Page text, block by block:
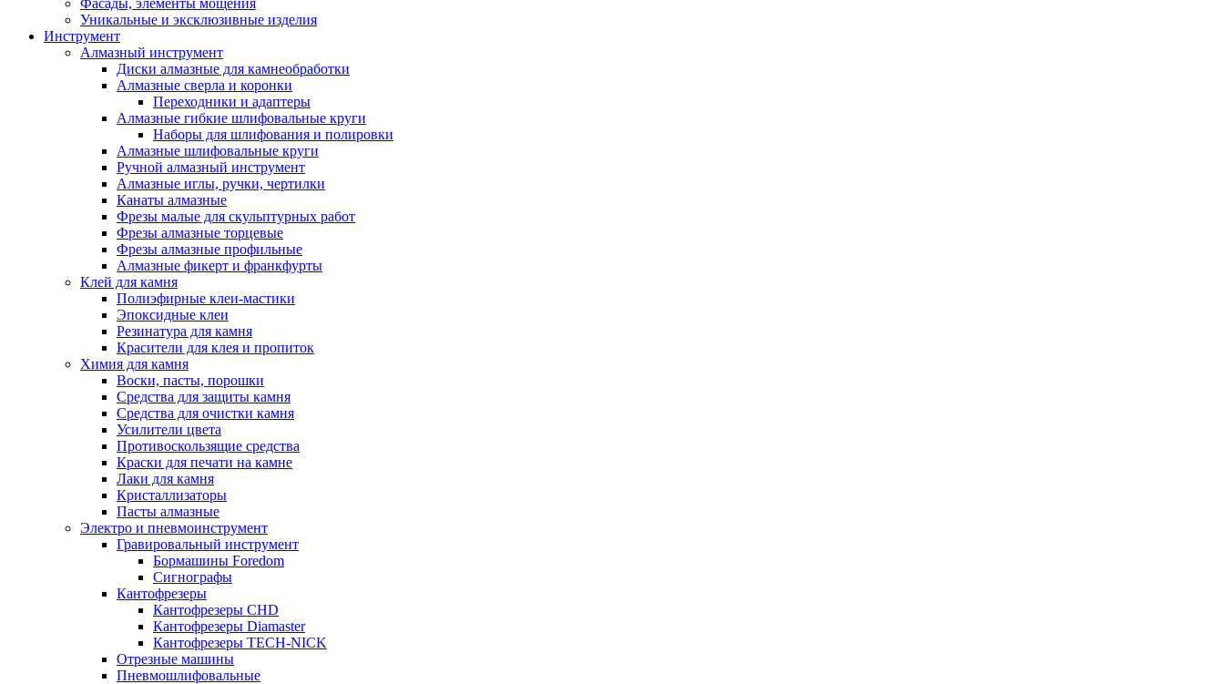
Фасады, элементы мощения
Уникальные и эксклюзивные изделия
Инструмент
Алмазный инструмент
Диски алмазные для камнеобработки
Алмазные сверла и коронки
Переходники и адаптеры
Алмазные гибкие шлифовальные круги
Наборы для шлифования и полировки
Алмазные шлифовальные круги
Ручной алмазный инструмент
Алмазные иглы, ручки, чертилки
Канаты алмазные
Фрезы малые для скульптурных работ
Фрезы алмазные торцевые
Фрезы алмазные профильные
Алмазные фикерт и франкфурты
Клей для камня
Полиэфирные клеи-мастики
Эпоксидные клеи
Резинатура для камня
Красители для клея и пропиток
Химия для камня
Воски, пасты, порошки
Средства для защиты камня
Средства для очистки камня
Усилители цвета
Противоскользящие средства
Краски для печати на камне
Лаки для камня
Кристаллизаторы
Пасты алмазные
Электро и пневмоинструмент
Гравировальный инструмент
Бормашины Foredom
Сигнографы
Кантофрезеры
Кантофрезеры CHD
Кантофрезеры Diamaster
Кантофрезеры TECH-NICK
Отрезные машины
Пневмошлифовальные